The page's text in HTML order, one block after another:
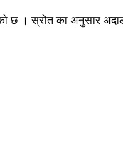
छ । स्रोत का अनुसार